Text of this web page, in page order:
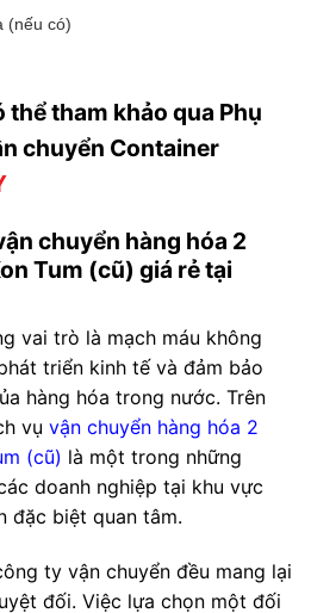
(nếu có)
thể tham khảo qua Phụ
chuyển Container
chuyển hàng hóa 2
Tum (cũ) giá rẻ tại
vai trò là mạch máu không
triển kinh tế và đảm bảo
hàng hóa trong nước. Trên
vụ vận chuyển hàng hóa 2
(cũ) là một trong những
doanh nghiệp tại khu vực
đặc biệt quan tâm.
ty vận chuyển đều mang lại
đối. Việc lựa chọn một đối